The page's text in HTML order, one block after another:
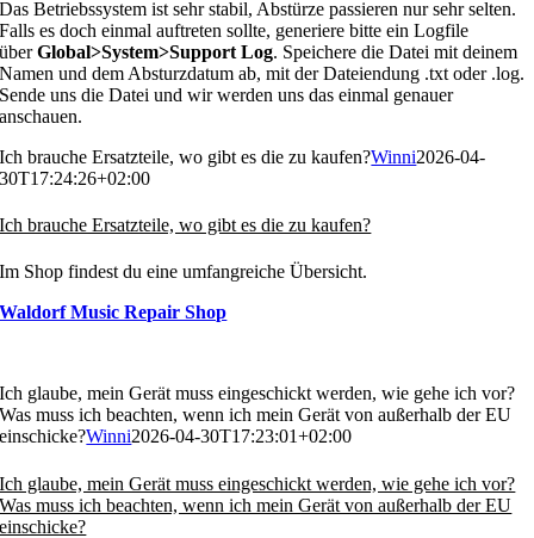
Das Betriebssystem ist sehr stabil, Abstürze passieren nur sehr selten.
Falls es doch einmal auftreten sollte, generiere bitte ein Logfile
überGlobal>System>Support Log. Speichere die Datei mit deinem
Namen und dem Absturzdatum ab, mit der Dateiendung .txt oder .log.
Sende uns die Datei und wir werden uns das einmal genauer
anschauen.
Ich brauche Ersatzteile, wo gibt es die zu kaufen?Winni2026-04-
30T17:24:26+02:00
Ich brauche Ersatzteile, wo gibt es die zu kaufen?
Im Shop findest du eine umfangreiche Übersicht.
Waldorf Music Repair Shop
Ich glaube, mein Gerät muss eingeschickt werden, wie gehe ich vor?
Was muss ich beachten, wenn ich mein Gerät von außerhalb der EU
einschicke?Winni2026-04-30T17:23:01+02:00
Ich glaube, mein Gerät muss eingeschickt werden, wie gehe ich vor?
Was muss ich beachten, wenn ich mein Gerät von außerhalb der EU
einschicke?